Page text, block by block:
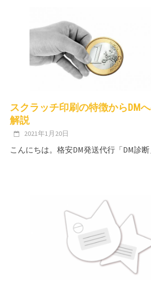
スクラッチ印刷の特徴からDM
解説
2021年1月20日
こんにちは。格安DM発送代行「DM診断